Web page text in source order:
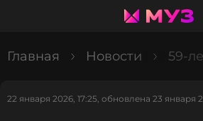
Главная Новости 59-
22 января 2026, 17:25, обновлена 23 января